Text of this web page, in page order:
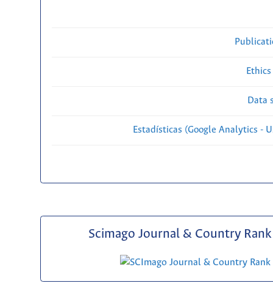
Data
Estadísticas (Google Analytics -
Scimago Journal & Country Rank